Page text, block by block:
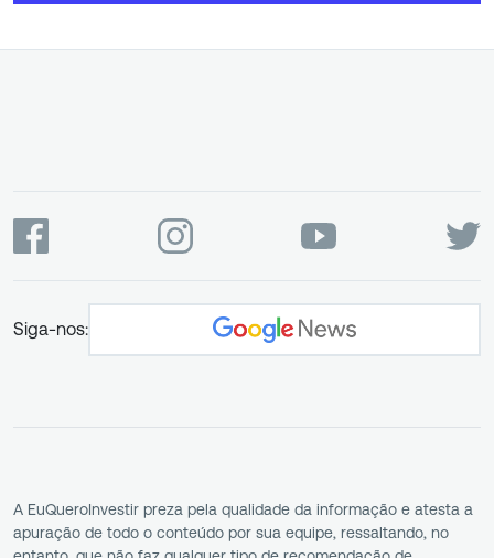
Siga-nos:
A EuQueroInvestir preza pela qualidade da informação e atesta a
apuração de todo o conteúdo por sua equipe, ressaltando, no